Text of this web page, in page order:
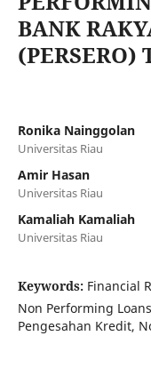
BANK
(PERSERO)
Ronika Nainggolan
Universitas Riau
Amir Hasan
Universitas Riau
Kamaliah Kamaliah
Universitas Riau
Keywords: Financial
Non Performing
Pengesahan Kredit,